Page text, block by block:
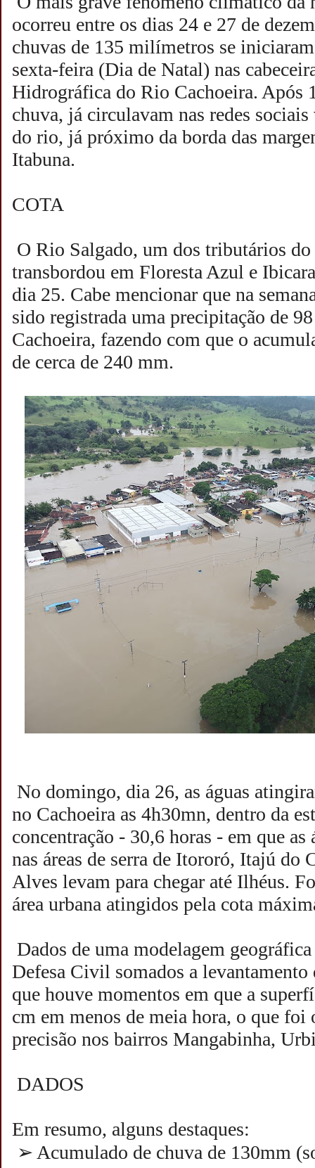
ocorreu entre os dias 24 e 27 de
chuvas de 135 milímetros se
sexta-feira (Dia de Natal) nas
Hidrográfica do Rio Cachoeira. Após
chuva, já circulavam nas redes
do rio, já próximo da borda das
Itabuna.
COTA
O Rio Salgado, um dos tributários do
transbordou em Floresta Azul e
dia 25. Cabe mencionar que na
sido registrada uma precipitação de
Cachoeira, fazendo com que o
de cerca de 240 mm.
No domingo, dia 26, as águas
no Cachoeira as 4h30mn, dentro da
concentração - 30,6 horas - em que as
nas áreas de serra de Itororó, Itajú do
Alves levam para chegar até Ilhéus.
área urbana atingidos pela cota
Dados de uma modelagem
Defesa Civil somados a
que houve momentos em que a
cm em menos de meia hora, o que foi
precisão nos bairros Mangabinha,
DADOS
Em resumo, alguns destaques:
➢ Acumulado de chuva de 130mm